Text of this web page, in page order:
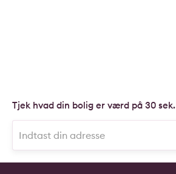
Tjek hvad din bolig er værd på 30 sek.